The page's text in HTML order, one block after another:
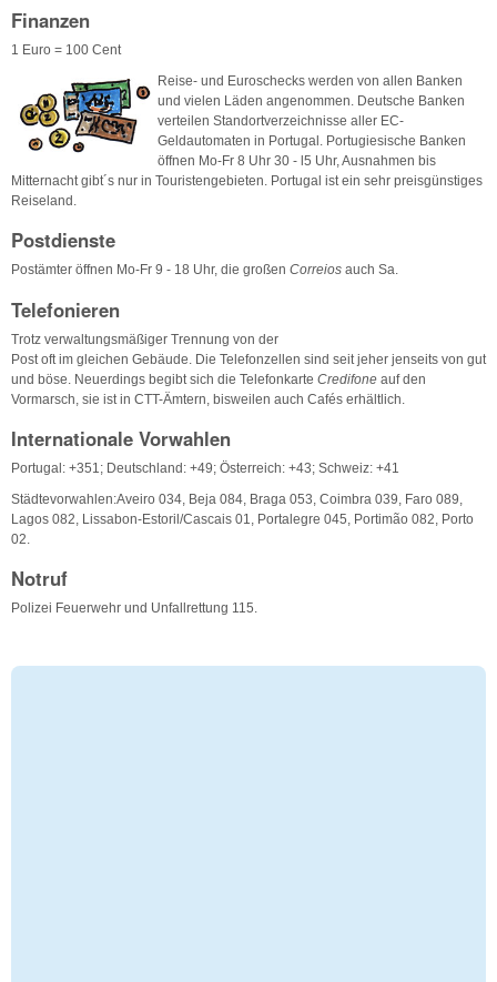
Finanzen
1 Euro = 100 Cent
Reise- und Euroschecks werden von allen Banken
und vielen Läden angenommen. Deutsche Banken
verteilen Standortverzeichnisse aller EC-
Geldautomaten in Portugal. Portugiesische Banken
öffnen Mo-Fr 8 Uhr 30 - l5 Uhr, Ausnahmen bis
Mitternacht gibt´s nur in Touristengebieten. Portugal ist ein sehr preisgünstiges
Reiseland.
Postdienste
Postämter öffnen Mo-Fr 9 - 18 Uhr, die großen Correios auch Sa.
Telefonieren
Trotz verwaltungsmäßiger Trennung von der
Post oft im gleichen Gebäude. Die Telefonzellen sind seit jeher jenseits von gut
und böse. Neuerdings begibt sich die Telefonkarte Credifone auf den
Vormarsch, sie ist in CTT-Ämtern, bisweilen auch Cafés erhältlich.
Internationale Vorwahlen
Portugal: +351; Deutschland: +49; Österreich: +43; Schweiz: +41
Städtevorwahlen:Aveiro 034, Beja 084, Braga 053, Coimbra 039, Faro 089,
Lagos 082, Lissabon-Estoril/Cascais 01, Portalegre 045, Portimão 082, Porto
02.
Notruf
Polizei Feuerwehr und Unfallrettung 115.